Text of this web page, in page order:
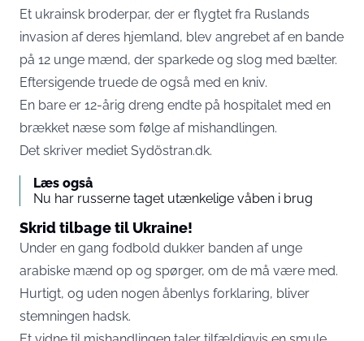
Et ukrainsk broderpar, der er flygtet fra Ruslands
invasion af deres hjemland, blev angrebet af en bande
på 12 unge mænd, der sparkede og slog med bælter.
Eftersigende truede de også med en kniv.
En bare er 12-årig dreng endte på hospitalet med en
brækket næse som følge af mishandlingen.
Det skriver mediet Sydöstran.dk.
Læs også
Nu har russerne taget utænkelige våben i brug
Skrid tilbage til Ukraine!
Under en gang fodbold dukker banden af unge
arabiske mænd op og spørger, om de må være med.
Hurtigt, og uden nogen åbenlys forklaring, bliver
stemningen hadsk.